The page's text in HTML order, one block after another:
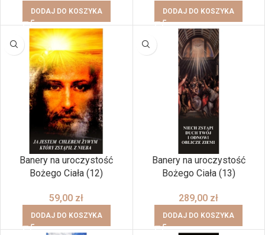
DODAJ DO KOSZYKA DODAJ DO KOSZYKA
Banery na uroczystość
Bożego Ciała (12)
59,00 zł
DODAJ DO KOSZYKA
Banery na uroczystość
Bożego Ciała (13)
289,00 zł
DODAJ DO KOSZYKA